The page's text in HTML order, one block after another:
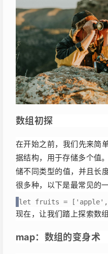
数组初探
在开始之前，我们先来简
据结构，用于存储多个值
储不同类型的值，并且长
很多种，以下是最常见的一
let fruits = ['apple',
现在，让我们踏上探索数
map：数组的变身术